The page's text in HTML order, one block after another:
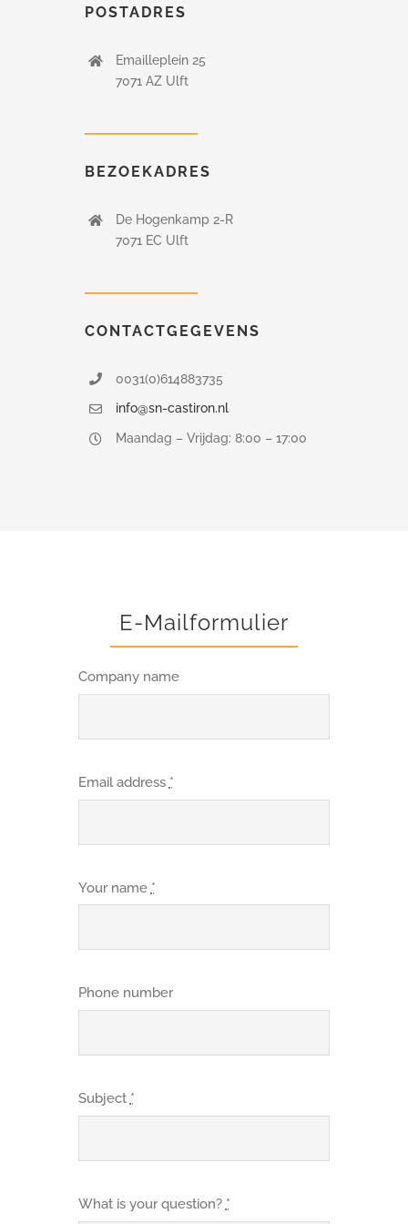
POSTADRES
Emailleplein 25
7071 AZ Ulft
BEZOEKADRES
De Hogenkamp 2-R
7071 EC Ulft
CONTACTGEGEVENS
0031(0)614883735
info@sn-castiron.nl
Maandag – Vrijdag: 8:00 – 17:00
E-Mailformulier
Company name
Email address *
Your name *
Phone number
Subject *
What is your question? *